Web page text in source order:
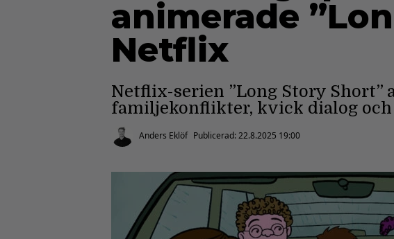
animerade
Netflix
Netflix-serien ”Long Story Short”
familjekonflikter, kvick dialog och
Anders Eklöf Publicerad:22.8.2025 19:00